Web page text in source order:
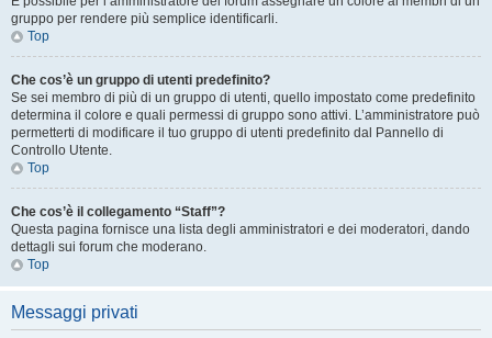
gruppo per rendere più semplice identificarli.
Top
Che cos’è un gruppo di utenti predefinito?
Se sei membro di più di un gruppo di utenti, quello impostato come predefinito
determina il colore e quali permessi di gruppo sono attivi. L’amministratore può
permetterti di modificare il tuo gruppo di utenti predefinito dal Pannello di
Controllo Utente.
Top
Che cos’è il collegamento “Staff”?
Questa pagina fornisce una lista degli amministratori e dei moderatori, dando
dettagli sui forum che moderano.
Top
Messaggi privati